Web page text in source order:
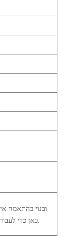
כאן כדי לעבוד איתך ולהציע שנה אחריות על מוצרים.